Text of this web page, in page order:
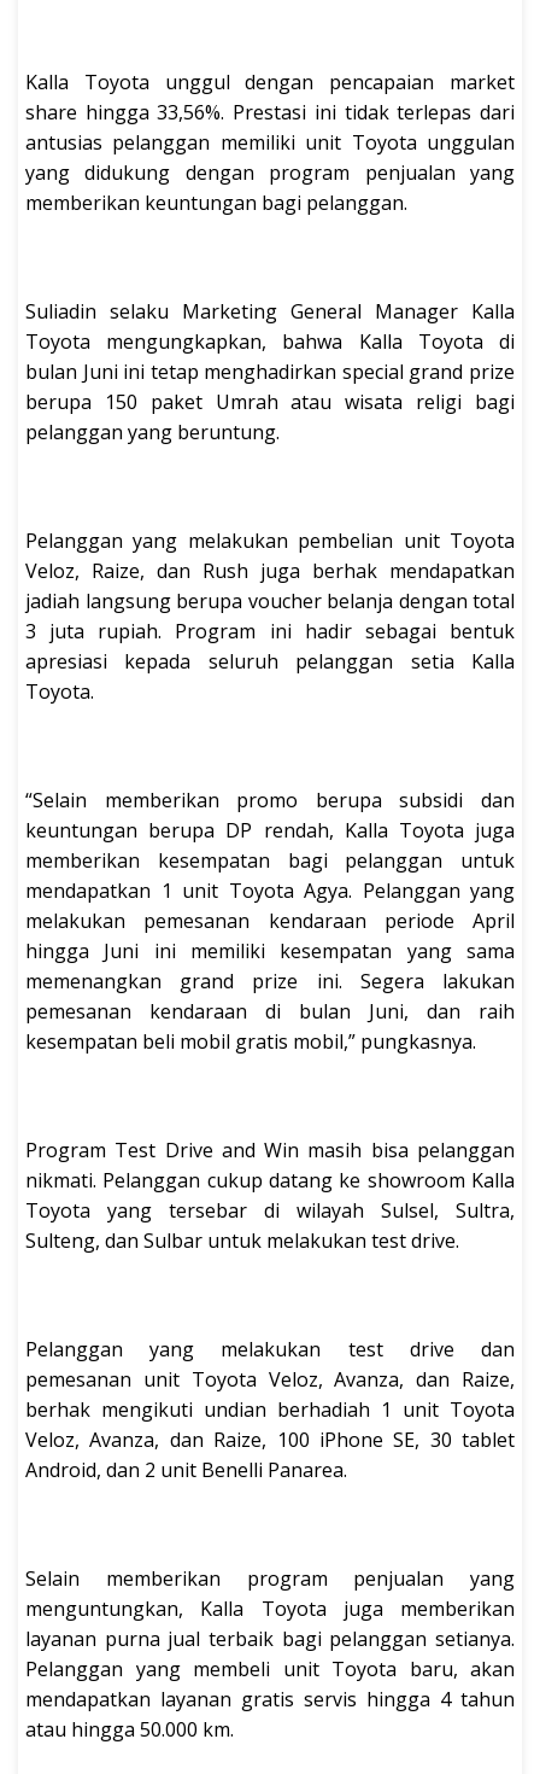
Kalla Toyota unggul dengan pencapaian market
share hingga 33,56%. Prestasi ini tidak terlepas dari
antusias pelanggan memiliki unit Toyota unggulan
yang didukung dengan program penjualan yang
memberikan keuntungan bagi pelanggan.
Suliadin selaku Marketing General Manager Kalla
Toyota mengungkapkan, bahwa Kalla Toyota di
bulan Juni ini tetap menghadirkan special grand prize
berupa 150 paket Umrah atau wisata religi bagi
pelanggan yang beruntung.
Pelanggan yang melakukan pembelian unit Toyota
Veloz, Raize, dan Rush juga berhak mendapatkan
jadiah langsung berupa voucher belanja dengan total
3 juta rupiah. Program ini hadir sebagai bentuk
apresiasi kepada seluruh pelanggan setia Kalla
Toyota.
“Selain memberikan promo berupa subsidi dan
keuntungan berupa DP rendah, Kalla Toyota juga
memberikan kesempatan bagi pelanggan untuk
mendapatkan 1 unit Toyota Agya. Pelanggan yang
melakukan pemesanan kendaraan periode April
hingga Juni ini memiliki kesempatan yang sama
memenangkan grand prize ini. Segera lakukan
pemesanan kendaraan di bulan Juni, dan raih
kesempatan beli mobil gratis mobil,” pungkasnya.
Program Test Drive and Win masih bisa pelanggan
nikmati. Pelanggan cukup datang ke showroom Kalla
Toyota yang tersebar di wilayah Sulsel, Sultra,
Sulteng, dan Sulbar untuk melakukan test drive.
Pelanggan yang melakukan test drive dan
pemesanan unit Toyota Veloz, Avanza, dan Raize,
berhak mengikuti undian berhadiah 1 unit Toyota
Veloz, Avanza, dan Raize, 100 iPhone SE, 30 tablet
Android, dan 2 unit Benelli Panarea.
Selain memberikan program penjualan yang
menguntungkan, Kalla Toyota juga memberikan
layanan purna jual terbaik bagi pelanggan setianya.
Pelanggan yang membeli unit Toyota baru, akan
mendapatkan layanan gratis servis hingga 4 tahun
atau hingga 50.000 km.